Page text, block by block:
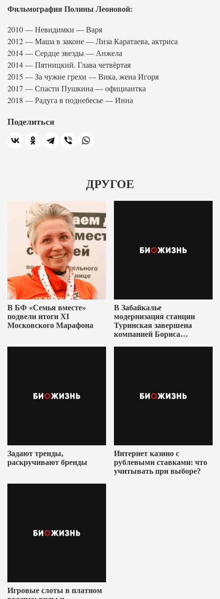
Фильмография Полины Леоновой:
2010 — Невидимки — Варя
2012 — Маша в законе — Лиза Каратаева, актриса
2014 — Сердце звезды — Анжела
2014 — Пятницкий. Глава четвёртая
2015 — За чужие грехи — Вика, жена Игоря
2017 — Спасти Пушкина — официантка
2018 — Радуга в поднебесье — Инна
Поделиться
ДРУГОЕ
В БФ «Семья вместе»
подвели итоги XI
Московского Марафона
В Забайкалье
модернизация станции
Туринская завершена
компанией Бориса
Задают тренды,
раскручивают бренды
Интернет казино с
рублевыми ставками: что
учитывать при выборе?
Игровые слоты в платном